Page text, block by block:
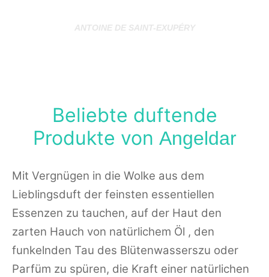
ANTOINE DE SAINT-EXUPÉRY
Beliebte duftende
Produkte von Angeldar
Mit Vergnügen in die Wolke aus dem
Lieblingsduft der feinsten essentiellen
Essenzen zu tauchen, auf der Haut den
zarten Hauch von natürlichem Öl , den
funkelnden Tau des Blütenwasserszu oder
Parfüm zu spüren, die Kraft einer natürlichen